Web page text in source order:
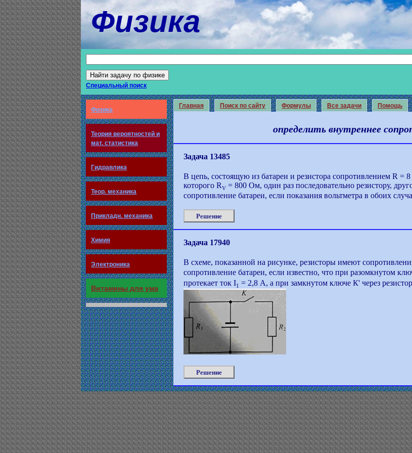
Физика
Специальный поиск
Физика
Теория вероятностей и
мат. статистика
Гидравлика
Теор. механика
Прикладн. механика
Химия
Электроника
Витамины для ума
Главная Поиск по сайту Формулы Все задачи Помощь
определить внутреннее
Задача 13485
В цепь, состоящую из батареи и резистора сопротивлением R =
которого RV = 800 Ом, один раз последовательно резистору,
сопротивление батареи, если показания вольтметра в обоих
Решение
Задача 17940
В схеме, показанной на рисунке, резисторы имеют
сопротивление батареи, если известно, что при разомкнутом
протекает ток I1 = 2,8 А, а при замкнутом ключе К' через
Решение